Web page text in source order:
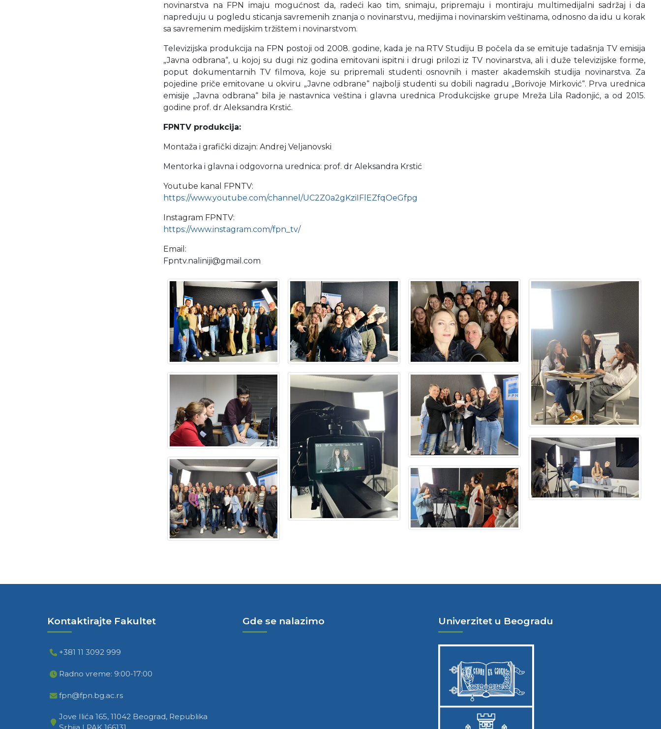
novinarstva na FPN imaju mogućnost da, radeći kao tim, snimaju, pripremaju i montiraju multimedijalni sadržaj i da
napreduju u pogledu sticanja savremenih znanja o novinarstvu, medijima i novinarskim veštinama, odnosno da idu u korak
sa savremenim medijskim tržištem i novinarstvom.
Televizijska produkcija na FPN postoji od 2008. godine, kada je na RTV Studiju B počela da se emituje tadašnja TV emisija
„Javna odbrana“, u kojoj su dugi niz godina emitovani ispitni i drugi prilozi iz TV novinarstva, ali i duže televizijske forme,
poput dokumentarnih TV filmova, koje su pripremali studenti osnovnih i master akademskih studija novinarstva. Za
pojedine priče emitovane u okviru „Javne odbrane“ najbolji studenti su dobili nagradu „Borivoje Mirković“. Prva urednica
emisije „Javna odbrana“ bila je nastavnica veština i glavna urednica Produkcijske grupe Mreža Lila Radonjić, a od 2015.
godine prof. dr Aleksandra Krstić.
FPNTV produkcija:
Montaža i grafički dizajn: Andrej Veljanovski
Mentorka i glavna i odgovorna urednica: prof. dr Aleksandra Krstić
Youtube kanal FPNTV:
https://www.youtube.com/channel/UC2Z0a2gKziIFlEZfqOeGfpg
Instagram FPNTV:
https://www.instagram.com/fpn_tv/
Email:
Fpntv.naliniji@gmail.com
Kontaktirajte Fakultet
+381 11 3092 999
Radno vreme: 9:00-17:00
fpn@fpn.bg.ac.rs
Jove Ilića 165, 11042 Beograd, Republika
Gde se nalazimo Univerzitet u Beogradu